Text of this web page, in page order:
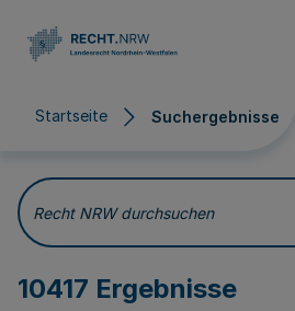
Startseite Suchergebnisse
Suchergebnisse
Recht NRW durchsuchen
10417 Ergebnisse